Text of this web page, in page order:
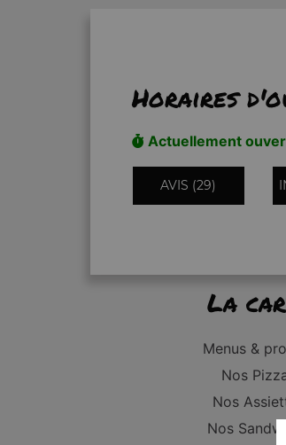
Horaires
Actuellement
AVIS (29)
La
Menus &
Nos
Nos
Nos